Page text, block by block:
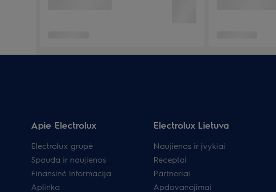
Apie Electrolux
Electrolux grupė
Spauda ir naujienos
Finansinė informacija
Aplinka
Electrolux Lietuva
Naujienos ir įvykiai
Receptai
Partneriai
Apdovanojimai